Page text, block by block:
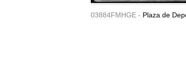
03884FMHGE - Plaza de